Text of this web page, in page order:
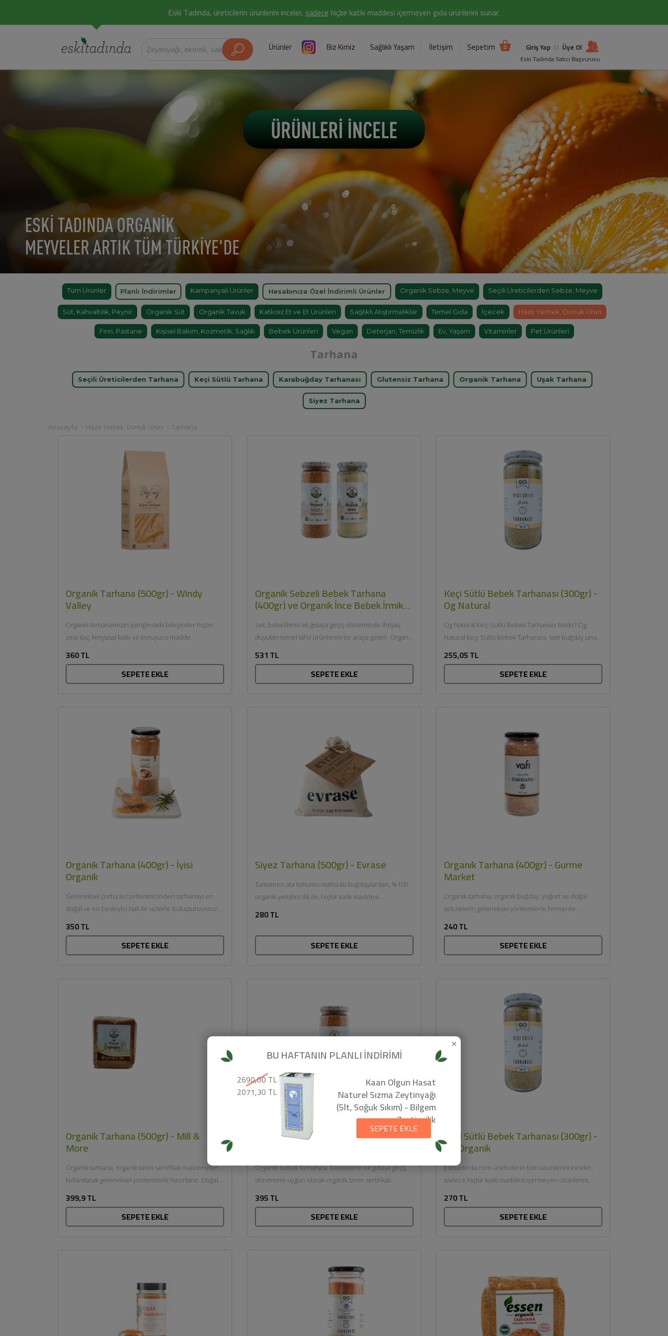
Eski Tadında, üreticilerin ürünlerini inceler,sadecehiçbir katkı maddesi içermeyen gıda ürünlerini sunar.
Ürünler Biz Kimiz Sağlıklı Yaşam İletişim Sepetim 0 Giriş Yap // Üye Ol
Eski Tadında Satıcı Başvurusu
ESKİ TADINDA ORGANİK
MEYVELER ARTIK TÜM TÜRKİYE'DE
Tüm Ürünler Planlı İndirimler Kampanyalı Ürünler Hesabınıza Özel İndirimli Ürünler Organik Sebze, Meyve Seçili Üreticilerden Sebze, Meyve
Süt, Kahvaltılık, Peynir Organik Süt Organik Tavuk Katkısız Et ve Et Ürünleri Sağlıklı Atıştırmalıklar Temel Gıda İçecek Hazır Yemek, Donuk Ürün
Fırın, Pastane Kişisel Bakım, Kozmetik, Sağlık Bebek Ürünleri Vegan Deterjan, Temizlik Ev, Yaşam Vitaminler Pet Ürünleri
Tarhana
Seçili Üreticilerden Tarhana Keçi Sütlü Tarhana Karabuğday Tarhanası Glutensiz Tarhana Organik Tarhana Uşak Tarhana
Siyez Tarhana
Anasayfa Hazır Yemek, Donuk Ürün Tarhana
Organik Tarhana (500gr) - Windy
Valley
Organik tarhanamızın içeriğindeki bileşenler hiçbir
zirai ilaç, kimyasal katkı ve koruyucu madde
tarhana,...
360 TL
SEPETE EKLE
Organik Sebzeli Bebek Tarhana
(400gr) ve Organik İnce Bebek İrmik
(330gr) Seti - Mill & More
Set, bebeklerin ek gıdaya geçiş döneminde ihtiyaç
duyulan temel tahıl ürünlerini bir araya getirir. Organik
531 TL
SEPETE EKLE
Keçi Sütlü Bebek Tarhanası (300gr) -
Og Natural
Og Natural Keçi Sütlü Bebek Tarhanası Nedir? Og
Natural Keçi Sütlü Bebek Tarhanası, tam buğday unu
255,05 TL
SEPETE EKLE
Organik Tarhana (400gr) - İyisi
Organik
Geleneksel çorba lezzetlerimizinden tarhanayı en
doğal ve en besleyici hali ile sizlerle buluşturuyoruz.
350 TL
SEPETE EKLE
Siyez Tarhana (500gr) - Evrase
Tamamen ata tohumu mahsulü buğdaylardan, %100
organik yetiştiricilik ile, hiçbir katkı maddesi
280 TL
SEPETE EKLE
Organik Tarhana (400gr) - Gurme
Market
Organik tarhana; organik buğday, yoğurt ve doğal
sebzelerin geleneksel yöntemlerle fermente
240 TL
SEPETE EKLE
Organik Tarhana (500gr) - Mill &
More
Organik tarhana, organik tarım sertifikalı malzemeler
kullanılarak geleneksel yöntemlerle hazırlanır. Doğal
özgü...
399,9 TL
SEPETE EKLE
Organik Bebek Tarhanası (6+ ay,
Organik bebek tarhanası, bebeklerin ek gıdaya geçiş
dönemine uygun olarak organik tarım sertifikalı
395 TL
SEPETE EKLE
Keçi Sütlü Bebek Tarhanası (300gr) -
OG Organik
Eskitadında.com üreticilerin tüm ürünlerini inceler,
sadece hiçbir katkı maddesi içermeyen ürünlerini
270 TL
SEPETE EKLE
×
BU HAFTANIN PLANLI İNDİRİMİ
2690,00 TL
2071,30 TL
Kaan Olgun Hasat
Naturel Sızma Zeytinyağı
(5lt, Soğuk Sıkım) - Bilgem
Zeytincilik
SEPETE EKLE